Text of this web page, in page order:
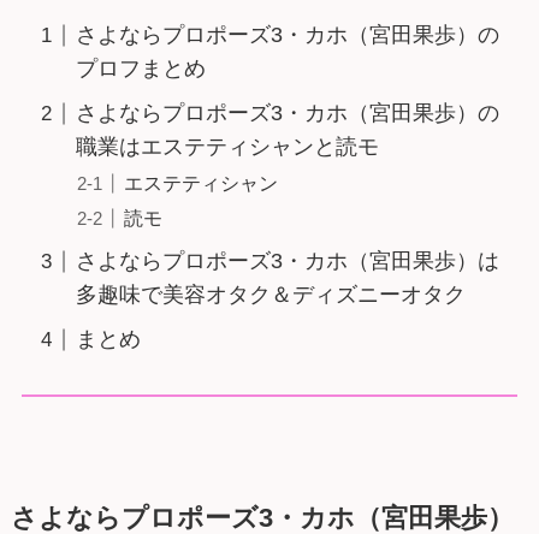
さよならプロポーズ3・カホ（宮田果歩）の
プロフまとめ
さよならプロポーズ3・カホ（宮田果歩）の
職業はエステティシャンと読モ
エステティシャン
読モ
さよならプロポーズ3・カホ（宮田果歩）は
多趣味で美容オタク＆ディズニーオタク
まとめ
さよならプロポーズ3・カホ（宮田果歩）